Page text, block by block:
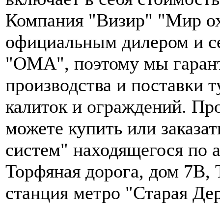
Компания "Визир" "Мир
официальным дилером и
"ОМА", поэтому мы
производства и поставки
калиток и ограждений.
можете купить или
систем" находящегося по
Торфяная дорога, дом
станция метро "Старая